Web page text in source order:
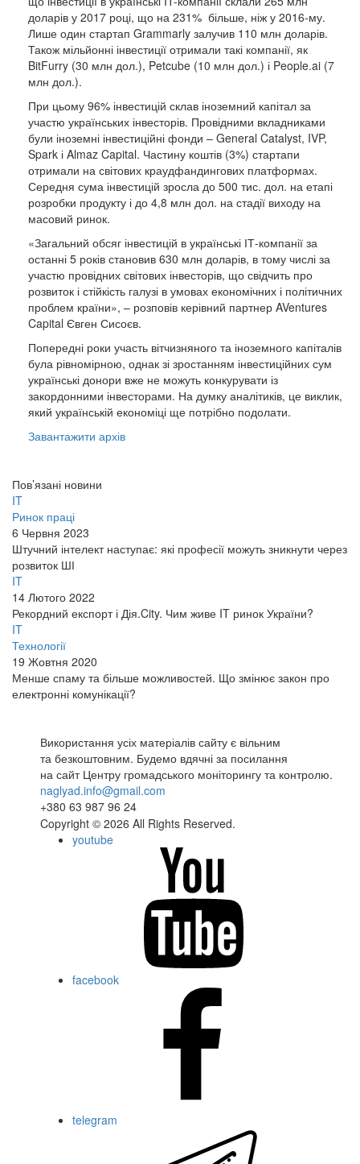
доларів у 2017 році, що на 231% більше, ніж у 2016-му.
Лише один стартап Grammarly залучив 110 млн доларів.
Також мільйонні інвестиції отримали такі компанії, як
BitFurry (30 млн дол.), Petcube (10 млн дол.) і People.ai (7
млн дол.).
При цьому 96% інвестицій склав іноземний капітал за
участю українських інвесторів. Провідними вкладниками
були іноземні інвестиційні фонди – General Catalyst, IVP,
Spark і Almaz Capital. Частину коштів (3%) стартапи
отримали на світових краудфандингових платформах.
Середня сума інвестицій зросла до 500 тис. дол. на етапі
розробки продукту і до 4,8 млн дол. на стадії виходу на
масовий ринок.
«Загальний обсяг інвестицій в українські ІТ-компанії за
останні 5 років становив 630 млн доларів, в тому числі за
участю провідних світових інвесторів, що свідчить про
розвиток і стійкість галузі в умовах економічних і політичних
проблем країни», – розповів керівний партнер AVentures
Capital Євген Сисоєв.
Попередні роки участь вітчизняного та іноземного капіталів
була рівномірною, однак зі зростанням інвестиційних сум
українські донори вже не можуть конкурувати із
закордонними інвесторами. На думку аналітиків, це виклик,
який українській економіці ще потрібно подолати.
Завантажити архів
Пов’язані новини
IT
Ринок праці
6 Червня 2023
Штучний інтелект наступає: які професії можуть зникнути через
розвиток ШІ
IT
14 Лютого 2022
Рекордний експорт і Дія.City. Чим живе IT ринок України?
IT
Технології
19 Жовтня 2020
Менше спаму та більше можливостей. Що змінює закон про
електронні комунікації?
Використання усіх матеріалів сайту є вільним
та безкоштовним. Будемо вдячні за посилання
на сайт Центру громадського моніторингу та контролю.
naglyad.info@gmail.com
+380 63 987 96 24
Copyright © 2026 All Rights Reserved.
youtube
facebook
telegram